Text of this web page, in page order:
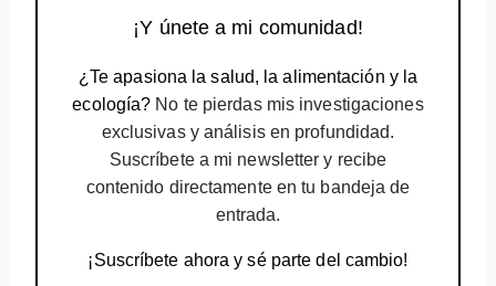
¡Y únete a mi comunidad!
¿Te apasiona la salud, la alimentación y la
ecología? No te pierdas mis investigaciones
exclusivas y análisis en profundidad.
Suscríbete a mi newsletter y recibe
contenido directamente en tu bandeja de
entrada.
¡Suscríbete ahora y sé parte del cambio!